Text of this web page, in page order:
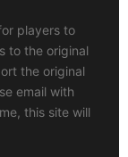
players to
to the original
the original
email with
, this site will